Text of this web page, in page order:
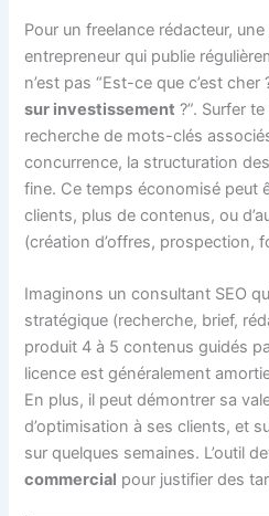
Pour un freelance rédacteur,
entrepreneur qui publie
n’est pas “Est-ce que c’est cher
sur investissement ?”. Surfer
recherche de mots-clés
concurrence, la structuration
fine. Ce temps économisé peut
clients, plus de contenus, ou
(création d’offres, prospection,
Imaginons un consultant SEO
stratégique (recherche, brief,
produit 4 à 5 contenus guidés
licence est généralement
En plus, il peut démontrer sa
d’optimisation à ses clients, et
sur quelques semaines. L’outil
commercial pour justifier des